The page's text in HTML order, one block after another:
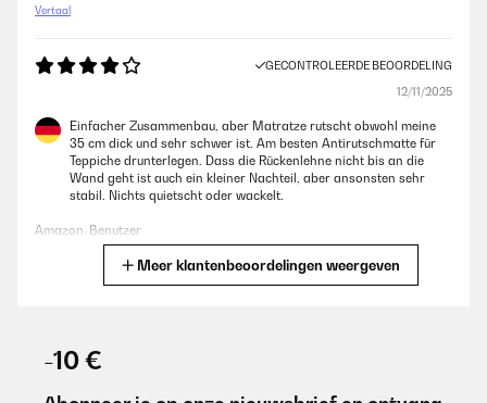
Vertaal
GECONTROLEERDE BEOORDELING
12/11/2025
Einfacher Zusammenbau, aber Matratze rutscht obwohl meine
35 cm dick und sehr schwer ist. Am besten Antirutschmatte für
Teppiche drunterlegen. Dass die Rückenlehne nicht bis an die
Wand geht ist auch ein kleiner Nachteil, aber ansonsten sehr
stabil. Nichts quietscht oder wackelt.
Amazon-Benutzer
description.Je recommande.
Meer klantenbeoordelingen weergeven
-10 €